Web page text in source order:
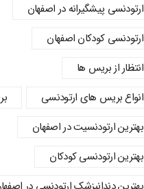
ارتودنسی پیشگیرانه در اصفهان
ارتودنسی کودکان اصفهان
انتظار از بریس ها
انواع بریس های ارتودنسی
بهترین ارتودنسیت در اصفهان
بهترین ارتودنسی کودکان